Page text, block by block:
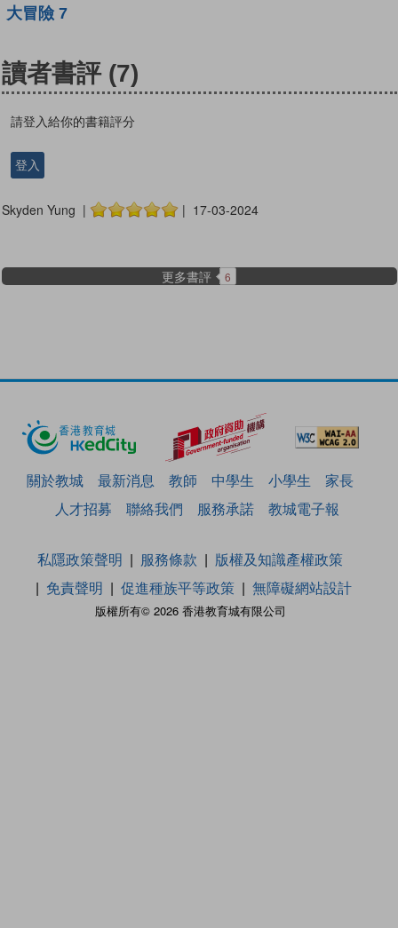
大冒險 7
讀者書評 (7)
請登入給你的書籍評分
登入
Skyden Yung | | 17-03-2024
更多書評 6
關於教城 最新消息 教師 中學生 小學生
家長
人才招募
聯絡我們 服務承諾 教城電子報
版權所有© 2026 香港教育城有限公司
私隱政策聲明 服務條款
版權及知識產權政策
免責聲明
促進種族平等政策 無障礙網站設計